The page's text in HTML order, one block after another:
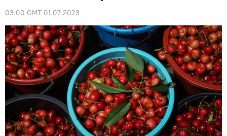
03:00 GMT 01.07.2023